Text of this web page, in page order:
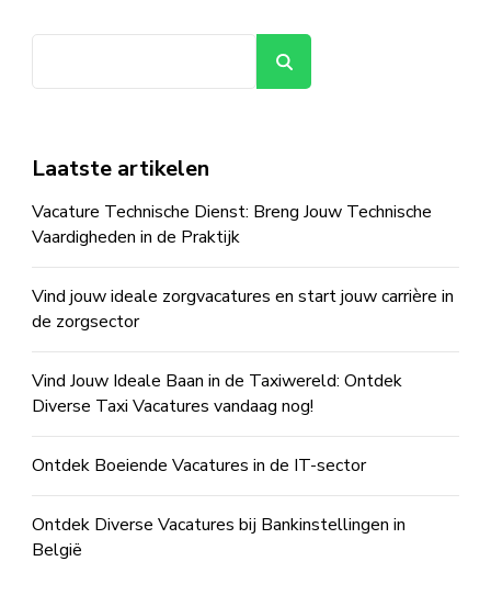
Laatste artikelen
Vacature Technische Dienst: Breng Jouw Technische
Vaardigheden in de Praktijk
Vind jouw ideale zorgvacatures en start jouw carrière in
de zorgsector
Vind Jouw Ideale Baan in de Taxiwereld: Ontdek
Diverse Taxi Vacatures vandaag nog!
Ontdek Boeiende Vacatures in de IT-sector
Ontdek Diverse Vacatures bij Bankinstellingen in
België